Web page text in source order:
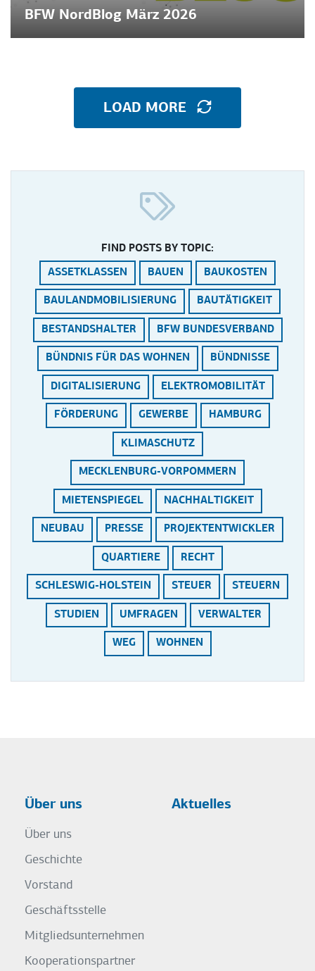
BFW NordBlog März 2026
LOAD MORE
FIND POSTS BY TOPIC:
ASSETKLASSEN BAUEN BAUKOSTEN
BAULANDMOBILISIERUNG BAUTÄTIGKEIT
BESTANDSHALTER BFW BUNDESVERBAND
BÜNDNIS FÜR DAS WOHNEN BÜNDNISSE
DIGITALISIERUNG ELEKTROMOBILITÄT
FÖRDERUNG GEWERBE HAMBURG
KLIMASCHUTZ
MECKLENBURG-VORPOMMERN
MIETENSPIEGEL NACHHALTIGKEIT
NEUBAU PRESSE PROJEKTENTWICKLER
QUARTIERE RECHT
SCHLESWIG-HOLSTEIN STEUER STEUERN
STUDIEN UMFRAGEN VERWALTER
WEG WOHNEN
Über uns
Über uns
Geschichte
Vorstand
Geschäftsstelle
Mitgliedsunternehmen
Kooperationspartner
Aktuelles